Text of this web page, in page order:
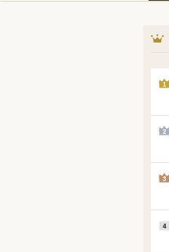
1
2
3
4